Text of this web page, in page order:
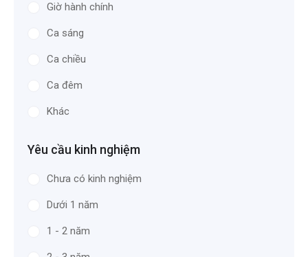
Giờ hành chính
Ca sáng
Ca chiều
Ca đêm
Khác
Yêu cầu kinh nghiệm
Chưa có kinh nghiệm
Dưới 1 năm
1 - 2 năm